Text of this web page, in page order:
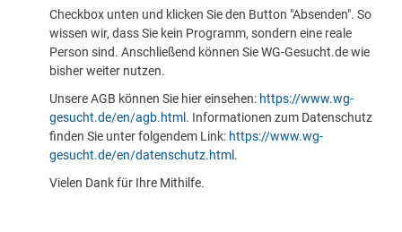
Checkbox unten und klicken Sie den Button "Absenden". So
wissen wir, dass Sie kein Programm, sondern eine reale
Person sind. Anschließend können Sie WG-Gesucht.de wie
bisher weiter nutzen.
Unsere AGB können Sie hier einsehen: https://www.wg-
gesucht.de/en/agb.html . Informationen zum Datenschutz
finden Sie unter folgendem Link: https://www.wg-
gesucht.de/en/datenschutz.html .
Vielen Dank für Ihre Mithilfe.